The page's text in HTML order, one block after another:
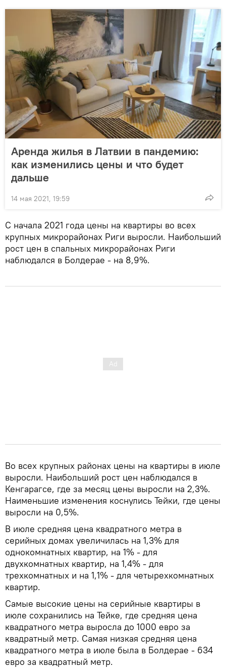
Аренда жилья в Латвии в пандемию:
как изменились цены и что будет
дальше
14 мая 2021, 19:59
С начала 2021 года цены на квартиры во всех
крупных микрорайонах Риги выросли. Наибольший
рост цен в спальных микрорайонах Риги
наблюдался в Болдерае - на 8,9%.
Во всех крупных районах цены на квартиры в июле
выросли. Наибольший рост цен наблюдался в
Кенгарагсе, где за месяц цены выросли на 2,3%.
Наименьшие изменения коснулись Тейки, где цены
выросли на 0,5%.
В июле средняя цена квадратного метра в
серийных домах увеличилась на 1,3% для
однокомнатных квартир, на 1% - для
двухкомнатных квартир, на 1,4% - для
трехкомнатных и на 1,1% - для четырехкомнатных
квартир.
Самые высокие цены на серийные квартиры в
июле сохранились на Тейке, где средняя цена
квадратного метра выросла до 1000 евро за
квадратный метр. Самая низкая средняя цена
квадратного метра в июле была в Болдерае - 634
евро за квадратный метр.